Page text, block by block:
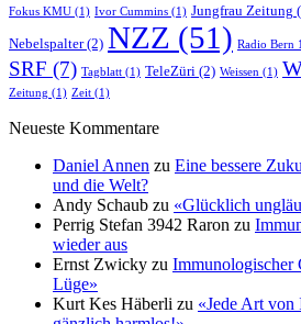
Fokus KMU (1) Ivor Cummins (1) Jungfrau Zeitung
Nebelspalter(2) NZZ (51) Radio Bern 1
SRF (7) Tagblatt (1) TeleZüri (2) Weissen (1)
Zeitung (1) Zeit (1)
Neueste Kommentare
Daniel Annen zu Eine bessere
und die Welt?
Andy Schaub zu «Glücklich
Perrig Stefan 3942 Raron zu
wieder aus
Ernst Zwicky zu Immunologischer
Lüge»
Kurt Kes Häberli zu «Jede Art von